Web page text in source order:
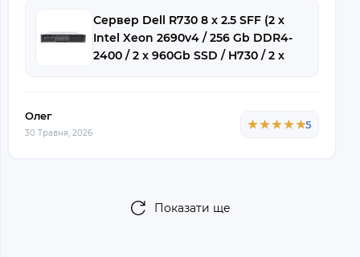
Сервер Dell R730 8 x 2.5 SFF (2 x
Intel Xeon 2690v4 / 256 Gb DDR4-
2400 / 2 x 960Gb SSD / H730 / 2 x
Олег
30 Травня, 2026
★★★★★
★★★★★5
Показати ще